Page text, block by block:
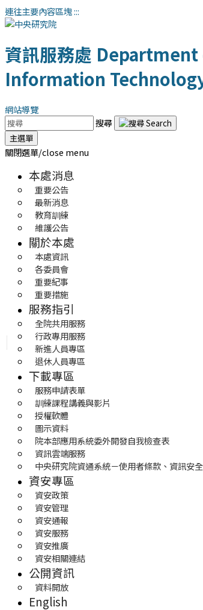
連往主要內容區塊:::
資訊服務處
Information
網站導覽
搜尋
主選單
關閉選單/close menu
本處消息
重要公告
最新消息
教育訓練
維護公告
關於本處
本處資訊
各委員會
重要紀事
重要措施
服務指引
全院共用服務
行政專用服務
新進人員專區
退休人員專區
下載專區
服務申請表單
訓練課程講義與影片
授權軟體
圖示資料
院本部應用系統委外開發自我檢查表
資訊雲端服務
中央研究院資通系統－使用者條款、資訊安
資安專區
資安政策
資安管理
資安通報
資安服務
資安推廣
資安相關連結
公開資訊
資料開放
English